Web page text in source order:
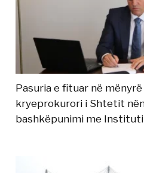
Pasuria e fituar në
kryeprokurori i Shtetit
bashkëpunimi me